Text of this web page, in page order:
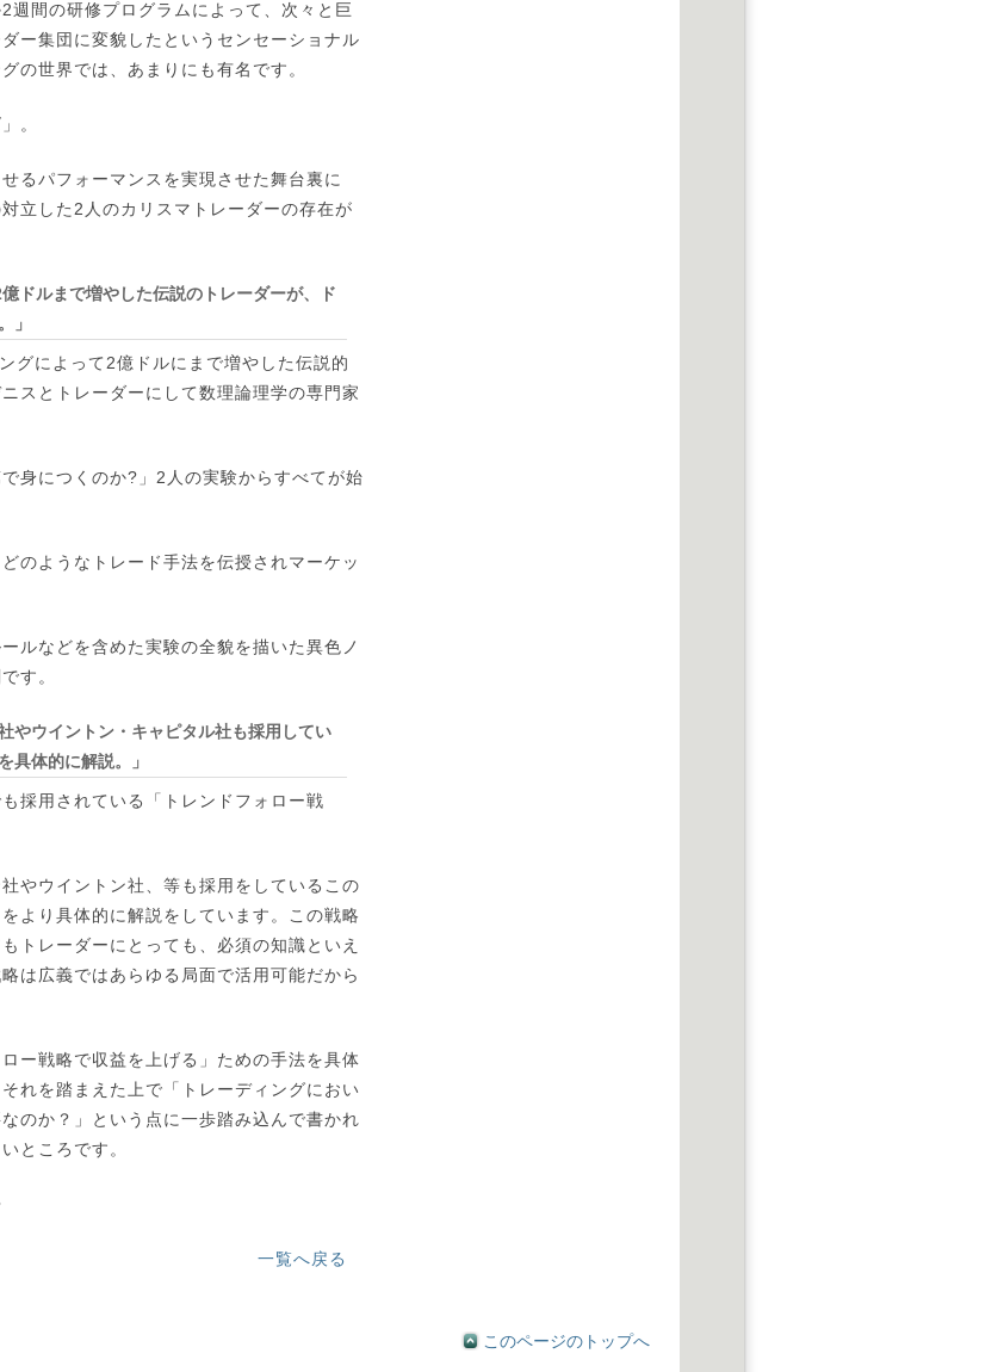
週間の研修プログラムによって、次々と巨
ー集団に変貌したというセンセーショナル
の世界では、あまりにも有名です。
。
るパフォーマンスを実現させた舞台裏に
立した2人のカリスマトレーダーの存在が
ドルまで増やした伝説のトレーダーが、ド
」
グによって2億ドルにまで増やした伝説的
スとトレーダーにして数理論理学の専門家
身につくのか?」2人の実験からすべてが始
のようなトレード手法を伝授されマーケッ
ルなどを含めた実験の全貌を描いた異色ノ
す。
やウイントン・キャピタル社も採用してい
具体的に解説。」
採用されている「トレンドフォロー戦
やウイントン社、等も採用をしているこの
より具体的に解説をしています。この戦略
トレーダーにとっても、必須の知識といえ
は広義ではあらゆる局面で活用可能だから
ー戦略で収益を上げる」ための手法を具体
れを踏まえた上で「トレーディングにおい
のか？」という点に一歩踏み込んで書かれ
ところです。
一覧へ戻る
このページのトップへ